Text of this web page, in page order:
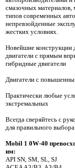
смазочных материалов,
типов современных
непревзойденные
жестких условиях.
Новейшие конструкции
двигатели с прямым
гибридные двигатели
Двигатели с
Практически любые
экстремальных
Всегда сверяйтесь с
для правильного
Mobil 1 0W-40
им:
API SN, SM, SL, SJ